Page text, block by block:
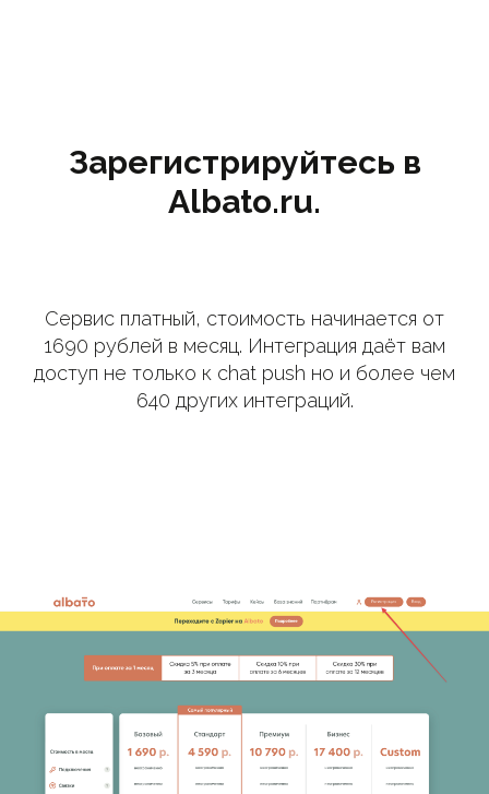
Зарегистрируйтесь в
Albato.ru.
Сервис платный, стоимость начинается от
1690 рублей в месяц. Интеграция даёт вам
доступ не только к chat push но и более чем
640 других интеграций.